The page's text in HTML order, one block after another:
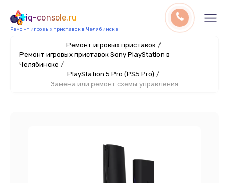
iq-console.ru
Ремонт игровых приставок в Челябинске
Ремонт игровых приставок /
Ремонт игровых приставок Sony PlayStation в
Челябинске /
PlayStation 5 Pro (PS5 Pro) /
Замена или ремонт схемы управления